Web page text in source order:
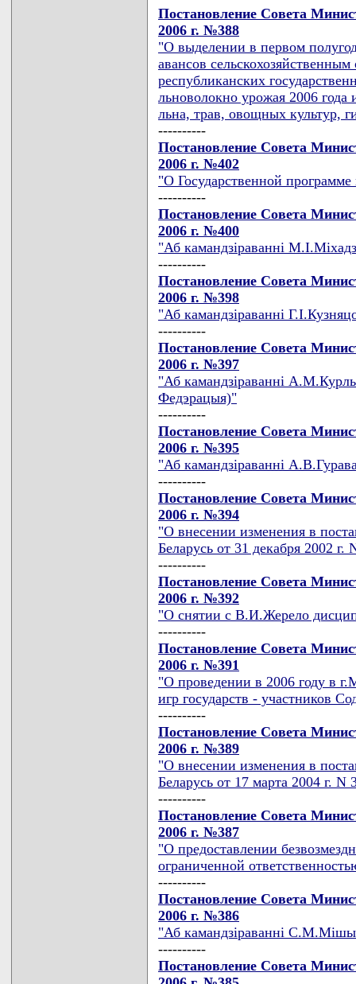
Постановление Совета
2006 г. №388
"О выделении в первом
авансов
республиканских
льноволокно урожая 2006 года
льна, трав, овощных культур,
----------
Постановление Совета
2006 г. №402
"О Государственной
----------
Постановление Совета
2006 г. №400
"Аб камандзiраваннi
----------
Постановление Совета
2006 г. №398
"Аб камандзiраваннi
----------
Постановление Совета
2006 г. №397
"Аб камандзiраваннi
Федэрацыя)"
----------
Постановление Совета
2006 г. №395
"Аб камандзiраваннi
----------
Постановление Совета
2006 г. №394
"О внесении изменения в
Беларусь от 31 декабря 2002 г.
----------
Постановление Совета
2006 г. №392
"О снятии с В.И.Жерело
----------
Постановление Совета
2006 г. №391
"О проведении в 2006 году в
игр государств - участников
----------
Постановление Совета
2006 г. №389
"О внесении изменения в
Беларусь от 17 марта 2004 г. N
----------
Постановление Совета
2006 г. №387
"О предоставлении
ограниченной
----------
Постановление Совета
2006 г. №386
"Аб камандзiраваннi
----------
Постановление Совета